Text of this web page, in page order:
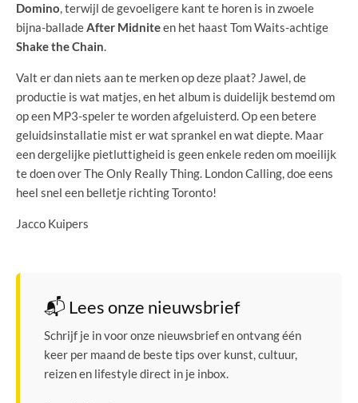
Domino, terwijl de gevoeligere kant te horen is in zwoele
bijna-balladeAfter Midniteen het haast Tom Waits-achtige
Shake the Chain.
Valt er dan niets aan te merken op deze plaat? Jawel, de
productie is wat matjes, en het album is duidelijk bestemd om
op een MP3-speler te worden afgeluisterd. Op een betere
geluidsinstallatie mist er wat sprankel en wat diepte. Maar
een dergelijke pietluttigheid is geen enkele reden om moeilijk
te doen over The Only Really Thing. London Calling, doe eens
heel snel een belletje richting Toronto!
Jacco Kuipers
📬 Lees onze nieuwsbrief
Schrijf je in voor onze nieuwsbrief en ontvang één
keer per maand de beste tips over kunst, cultuur,
reizen en lifestyle direct in je inbox.